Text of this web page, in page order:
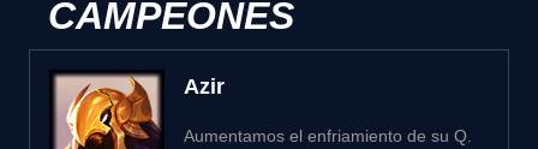
CAMPEONES
Azir
Aumentamos el enfriamiento de su Q.